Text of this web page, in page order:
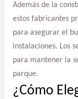
Además de la
estos fabricantes
para asegurar el
instalaciones. Los
para mantener la
parque.
¿Cómo